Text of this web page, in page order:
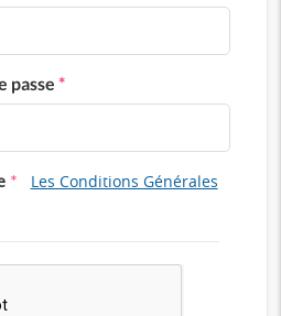
passe *
*
Les Conditions Générales